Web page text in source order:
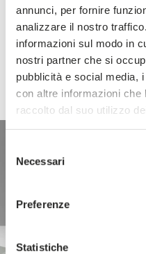
annunci, per fornire
analizzare il nostro
informazioni sul modo in
nostri partner che si
pubblicità e social media,
con altre informazioni che
raccolto dal suo utilizzo
delNecessari
Preferenze
Statistiche
Einige